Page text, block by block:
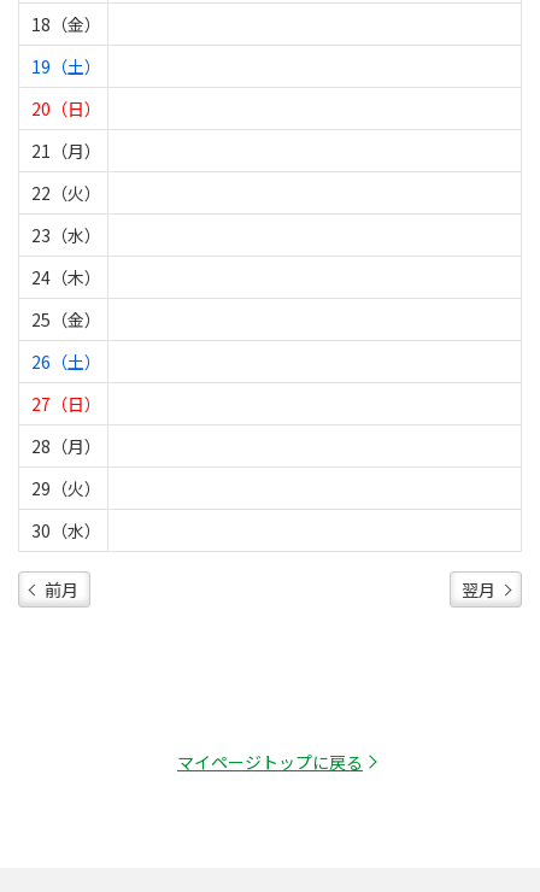
18（金）
19（土）
20（日）
21（月）
22（火）
23（水）
24（木）
25（金）
26（土）
27（日）
28（月）
29（火）
30（水）
前月 翌月
マイページトップに戻る